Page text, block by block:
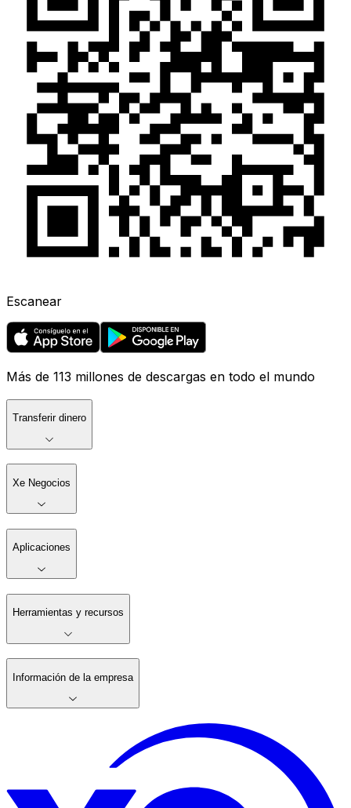
Escanear
Más de 113 millones de descargas en todo el mundo
Transferir dinero
Xe Negocios
Aplicaciones
Herramientas y recursos
Información de la empresa